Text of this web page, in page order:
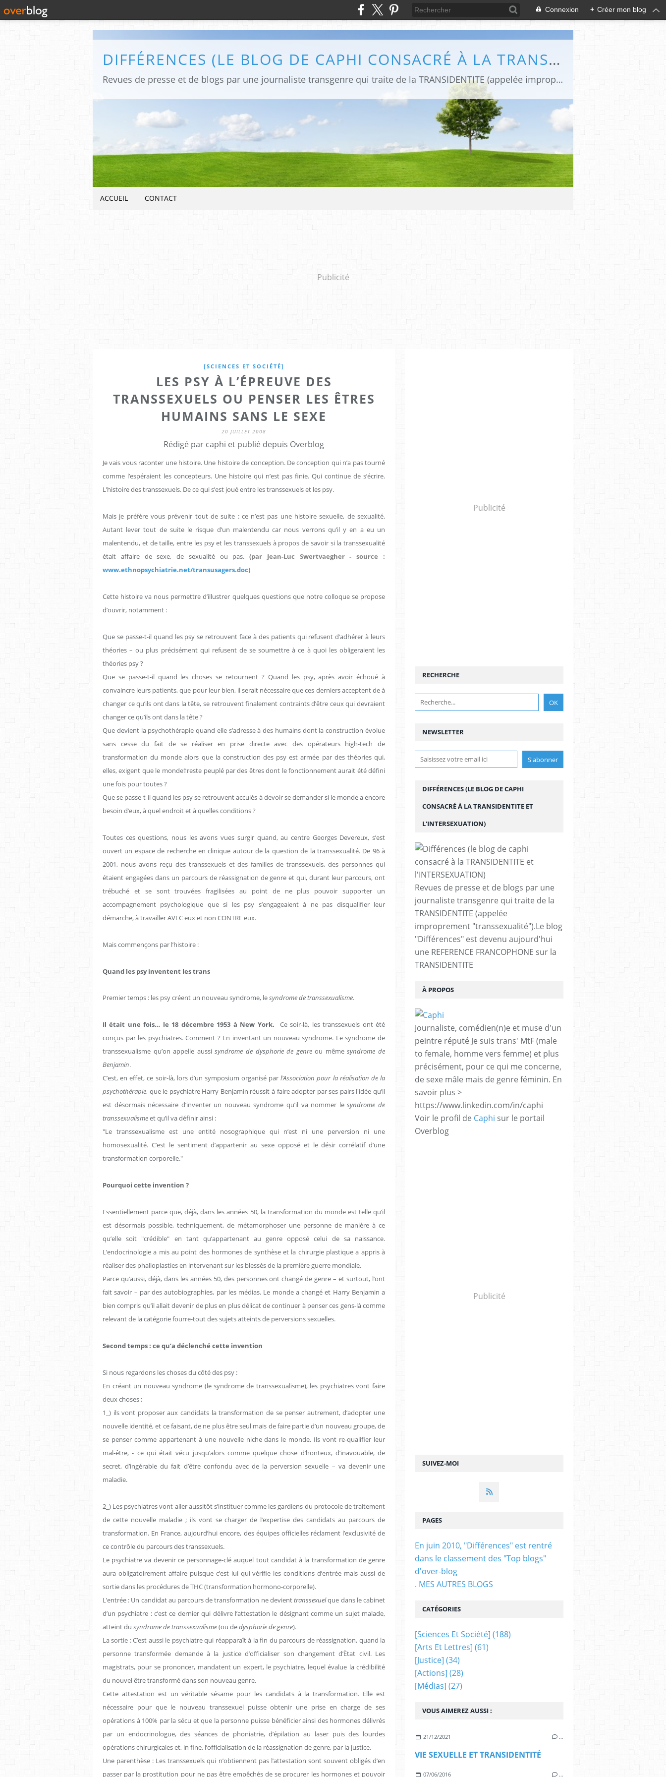
Connexion + Créer mon blog
DIFFÉRENCES (LE BLOG DE CAPHI CONSACRÉ À LA TRANSIDENTITE ET L'INTERSEXUATION)
Revues de presse et de blogs par une journaliste transgenre qui traite de la TRANSIDENTITE (appelée improprement "transsexualité").Le blog "Différences" est devenu aujourd'hui une REFERENCE FRANCOPHONE sur la TRANSIDENTITE
ACCUEIL CONTACT
Publicité
[SCIENCES ET SOCIÉTÉ]
LES PSY À L’ÉPREUVE DES
TRANSSEXUELS OU PENSER LES ÊTRES
HUMAINS SANS LE SEXE
20 JUILLET 2008
Rédigé par caphi et publié depuis Overblog
Je vais vous raconter une histoire. Une histoire de conception. De conception qui n’a pas tourné
comme l’espéraient les concepteurs. Une histoire qui n’est pas finie. Qui continue de s’écrire.
L’histoire des transsexuels. De ce qui s’est joué entre les transsexuels et les psy.
Mais je préfère vous prévenir tout de suite : ce n’est pas une histoire sexuelle, de sexualité.
Autant lever tout de suite le risque d’un malentendu car nous verrons qu’il y en a eu un
malentendu, et de taille, entre les psy et les transsexuels à propos de savoir si la transsexualité
était affaire de sexe, de sexualité ou pas. (par Jean-Luc Swertvaegher -source :
www.ethnopsychiatrie.net/transusagers.doc)
Cette histoire va nous permettre d’illustrer quelques questions que notre colloque se propose
d’ouvrir, notamment :
Que se passe-t-il quand les psy se retrouvent face à des patients qui refusent d’adhérer à leurs
théories – ou plus précisément qui refusent de se soumettre à ce à quoi les obligeraient les
théories psy ?
Que se passe-t-il quand les choses se retournent ? Quand les psy, après avoir échoué à
convaincre leurs patients, que pour leur bien, il serait nécessaire que ces derniers acceptent de à
changer ce qu’ils ont dans la tête, se retrouvent finalement contraints d’être ceux qui devraient
changer ce qu’ils ont dans la tête ?
Que devient la psychothérapie quand elle s’adresse à des humains dont la construction évolue
sans cesse du fait de se réaliser en prise directe avec des opérateurs high-tech de
transformation du monde alors que la construction des psy est armée par des théories qui,
elles, exigent que le monde†reste peuplé par des êtres dont le fonctionnement aurait été défini
une fois pour toutes ?
Que se passe-t-il quand les psy se retrouvent acculés à devoir se demander si le monde a encore
besoin d’eux, à quel endroit et à quelles conditions ?
Toutes ces questions, nous les avons vues surgir quand, au centre Georges Devereux, s’est
ouvert un espace de recherche en clinique autour de la question de la transsexualité. De 96 à
2001, nous avons reçu des transsexuels et des familles de transsexuels, des personnes qui
étaient engagées dans un parcours de réassignation de genre et qui, durant leur parcours, ont
trébuché et se sont trouvées fragilisées au point de ne plus pouvoir supporter un
accompagnement psychologique que si les psy s’engageaient à ne pas disqualifier leur
démarche, à travailler AVEC eux et non CONTRE eux.
Mais commençons par l’histoire :
Quand les psy inventent les trans
Premier temps : les psy créent un nouveau syndrome, lesyndrome de transsexualisme.
Il était une fois… le 18 décembre 1953 à New York. Ce soir-là, les transsexuels ont été
conçus par les psychiatres. Comment ? En inventant un nouveau syndrome. Le syndrome de
transsexualisme qu’on appelle aussisyndrome de dysphorie de genreou mêmesyndrome de
Benjamin.
C’est, en effet, ce soir-là, lors d’un symposium organisé parl’Association pour la réalisation de la
psychothérapie, que le psychiatre Harry Benjamin réussit à faire adopter par ses pairs l'idée qu’il
est désormais nécessaire d’inventer un nouveau syndrome qu’il va nommer lesyndrome de
transsexualismeet qu’il va définir ainsi :
"Le transsexualisme est une entité nosographique qui n’est ni une perversion ni une
homosexualité. C’est le sentiment d’appartenir au sexe opposé et le désir corrélatif d’une
transformation corporelle."
Pourquoi cette invention ?
Essentiellement parce que, déjà, dans les années 50, la transformation du monde est telle qu’il
est désormais possible, techniquement, de métamorphoser une personne de manière à ce
qu’elle soit "crédible" en tant qu’appartenant au genre opposé celui de sa naissance.
L’endocrinologie a mis au point des hormones de synthèse et la chirurgie plastique a appris à
réaliser des phalloplasties en intervenant sur les blessés de la première guerre mondiale.
Parce qu’aussi, déjà, dans les années 50, des personnes ont changé de genre – et surtout, l’ont
fait savoir – par des autobiographies, par les médias. Le monde a changé et Harry Benjamin a
bien compris qu’il allait devenir de plus en plus délicat de continuer à penser ces gens-là comme
relevant de la catégorie fourre-tout des sujets atteints de perversions sexuelles.
Second temps : ce qu’a déclenché cette invention
Si nous regardons les choses du côté des psy :
En créant un nouveau syndrome (le syndrome de transsexualisme), les psychiatres vont faire
deux choses :
1_) ils vont proposer aux candidats la transformation de se penser autrement, d’adopter une
nouvelle identité, et ce faisant, de ne plus être seul mais de faire partie d’un nouveau groupe, de
se penser comme appartenant à une nouvelle niche dans le monde. Ils vont re-qualifier leur
mal-être, - ce qui était vécu jusqu’alors comme quelque chose d’honteux, d’inavouable, de
secret, d’ingérable du fait d’être confondu avec de la perversion sexuelle – va devenir une
maladie.
2_) Les psychiatres vont aller aussitôt s’instituer comme les gardiens du protocole de traitement
de cette nouvelle maladie ; ils vont se charger de l’expertise des candidats au parcours de
transformation. En France, aujourd’hui encore, des équipes officielles réclament l’exclusivité de
ce contrôle du parcours des transsexuels.
Le psychiatre va devenir ce personnage-clé auquel tout candidat à la transformation de genre
aura obligatoirement affaire puisque c’est lui qui vérifie les conditions d’entrée mais aussi de
sortie dans les procédures de THC (transformation hormono-corporelle).
L’entrée : Un candidat au parcours de transformation ne devienttranssexuelque dans le cabinet
d’un psychiatre : c’est ce dernier qui délivre l’attestation le désignant comme un sujet malade,
atteint du syndrome de transsexualisme(ou dedysphorie de genre).
La sortie : C’est aussi le psychiatre qui réapparaît à la fin du parcours de réassignation, quand la
personne transformée demande à la justice d’officialiser son changement d’Ètat civil. Les
magistrats, pour se prononcer, mandatent un expert, le psychiatre, lequel évalue la crédibilité
du nouvel être transformé dans son nouveau genre.
Cette attestation est un véritable sésame pour les candidats à la transformation. Elle est
nécessaire pour que le nouveau transsexuel puisse obtenir une prise en charge de ses
opérations à 100% par la sécu et que la personne puisse bénéficier ainsi des hormones délivrés
par un endocrinologue, des séances de phoniatrie, d’épilation au laser puis des lourdes
opérations chirurgicales et, in fine, l’officialisation de la réassignation de genre, par la justice.
Une parenthèse : Les transsexuels qui n’obtiennent pas l’attestation sont souvent obligés d’en
passer par la prostitution pour ne pas être empêchés de se procurer les hormones et pouvoir
Publicité
NEWSLETTER
SUIVEZ-MOI
RECHERCHE
DIFFÉRENCES (LE BLOG DE CAPHI
CONSACRÉ À LA TRANSIDENTITE ET
L'INTERSEXUATION)
Revues de presse et de blogs par une
journaliste transgenre qui traite de la
TRANSIDENTITE (appelée
improprement "transsexualité").Le blog
"Différences" est devenu aujourd'hui
une REFERENCE FRANCOPHONE sur la
TRANSIDENTITE
À PROPOS
Journaliste, comédien(n)e et muse d'un
peintre réputé Je suis trans' MtF (male
to female, homme vers femme) et plus
précisément, pour ce qui me concerne,
de sexe mâle mais de genre féminin. En
savoir plus >
https://www.linkedin.com/in/caphi
Voir le profil de Caphi sur le portail
Overblog
Publicité
VOUS AIMEREZ AUSSI :
21/12/2021 …
VIE SEXUELLE ET TRANSIDENTITÉ
07/06/2016 …
PAGES
En juin 2010, "Différences" est rentré
dans le classement des "Top blogs"
d'over-blog
. MES AUTRES BLOGS
CATÉGORIES
[sciences Et Société] (188)
[arts Et Lettres] (61)
[justice] (34)
[actions] (28)
[médias] (27)